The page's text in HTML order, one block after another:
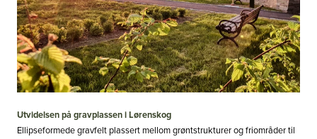
Utvidelsen på gravplassen i Lørenskog
Ellipseformede gravfelt plassert mellom grøntstrukturer og friområder til